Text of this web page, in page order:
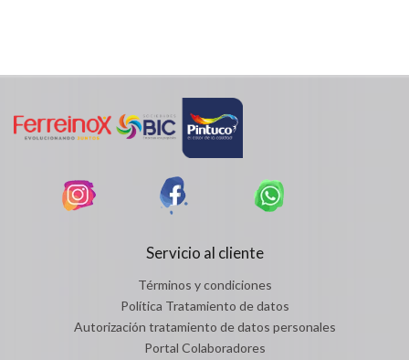
Servicio al cliente
Términos y condiciones
Política Tratamiento de datos
Autorización tratamiento de datos personales
Portal Colaboradores